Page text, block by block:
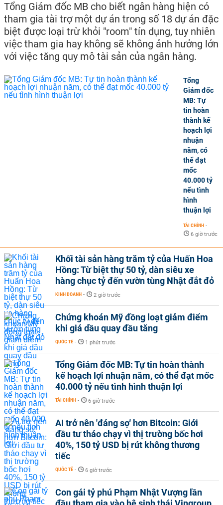
Tổng Giám đốc MB cho biết ngân hàng hiện có
tham gia tài trợ một dự án trong số 18 dự án đặc
biệt được loại trừ khỏi "room" tín dụng, tuy nhiên
việc tham gia hay không sẽ không ảnh hưởng lớn
với việc tăng quy mô tài sản của ngân hàng.
Tổng
Giám đốc
MB: Tự
tin hoàn
thành kế
hoạch lợi
nhuận
năm, có
thể đạt
mốc
40.000 tỷ
nếu tình
hình
thuận lợi
TÀI CHÍNH -
6 giờ trước
Khối tài sản hàng trăm tỷ của Huấn Hoa
Hồng: Từ biệt thự 50 tỷ, dàn siêu xe
hàng chục tỷ đến vườn tùng Nhật đắt đỏ
KINH DOANH - 2 giờ trước
Chứng khoán Mỹ đồng loạt giảm điểm
khi giá dầu quay đầu tăng
QUỐC TẾ - 1 phút trước
Tổng Giám đốc MB: Tự tin hoàn thành
kế hoạch lợi nhuận năm, có thể đạt mốc
40.000 tỷ nếu tình hình thuận lợi
TÀI CHÍNH - 6 giờ trước
AI trở nên 'đáng sợ' hơn Bitcoin: Giới
đầu tư tháo chạy vì thị trường bốc hơi
40%, 150 tỷ USD bị rút không thương
tiếc
QUỐC TẾ - 6 giờ trước
Con gái tỷ phú Phạm Nhật Vượng lần